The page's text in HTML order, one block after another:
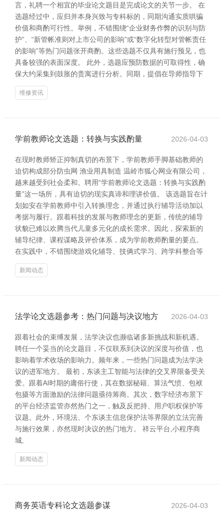
言，礼聘一个相宜的毕业论文题目是完成论文的关节一步。 在
选题经过中，应归并本身兴致与专科标的，同期沟通实质哄骗
价值和商酌可行性。举例，不错围绕“企业财务作弊的识别与防
护”、“新管帐准则对上市公司的影响”或“数字化转型对管帐责任
的影响”等热门问题张开商酌。这些选题不仅具有施行预见，也
具备较强的表面深度。 此外，选题应预防数据的可取得性，确
保大约采集到鼓胀的贵寓进行分析。同期，提倡在导师指导下
维修资讯
学前教师论文选题：转换与实践酌量 2026-04-03
在现时教师矫正抑制真切的布景下，学前教师手脚基础教师的
迫切构成部分防虫网 渔业用具制造 温岭市狐心网业有限公司，
越来越受到社会柔和。聘用“学前教师论文选题：转换与实践酌
量”这一场所，具有迫切的现实真谛和理讲价值。 该选题旨在计
划如安在学前教师中引入转换理念，并通过执行辅导活动加以
考据与履行。跟着科技的发展与教师理念的更新，传统的辅导
状貌已难以欢腾当代儿童多元化的成长需求。因此，探索新的
辅导纪律、课程谋略及评价体系，成为学前教师酌量的要点。
在实践中，不错围绕游戏化辅导、技俩式学习、跨学科整合等
新闻动态
法学论文选题参考：热门问题与决议地方 2026-04-03
跟着社会的束缚发展，法学决议也濒临诸多新挑战和新机遇。
聘任一个妥当的论文题目，不仅联系到决议的深度与价值，也
影响着学术收场的影响力。频年来，一些热门问题成为法学决
议的进军地方。 最初，东谈主工智能与法律的交叉界限备受关
爱。跟着AI时期的庸俗行使，其在数据秘籍、算法气愤、包袱
包摄等方面激励的法律问题亟待筹商。其次，数字经济布景下
的平台经济监管亦然热门之一，触及反把持、用户职权保护等
议题。此外，环境法、个东谈主信息保护法等界限的立法完善
与施行效果，亦然现时决议的热门地方。 祥云平台,小程序商
城,
新闻动态
商务英语专科论文选题参谋 2026-04-03